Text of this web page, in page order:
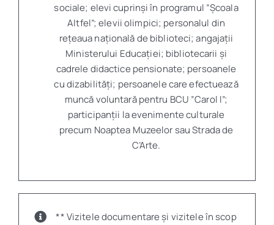
sociale; elevi cuprinși în programul ”Școala
Altfel”; elevii olimpici; personalul din
rețeaua națională de biblioteci; angajații
Ministerului Educației; bibliotecarii și
cadrele didactice pensionate; persoanele
cu dizabilități; persoanele care efectuează
muncă voluntară pentru BCU ”Carol I”;
participanții la evenimente culturale
precum Noaptea Muzeelor sau Strada de
C’Arte.
** Vizitele documentare și vizitele în scop